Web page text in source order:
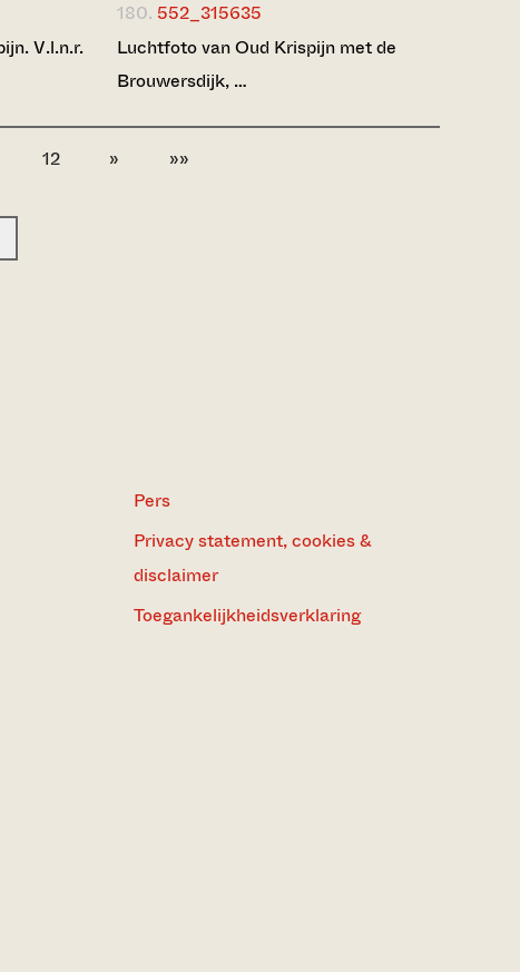
V.l.n.r.
180. 552_315635
Luchtfoto van Oud Krispijn met de
Brouwersdijk, …
12 » »»
Pers
Privacy statement, cookies &
disclaimer
Toegankelijkheidsverklaring